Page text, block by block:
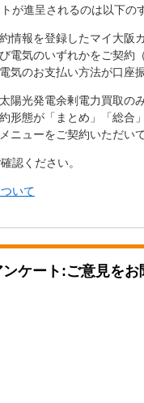
が進呈されるのは以下の
情報を登録したマイ大阪
電気のいずれかをご契
気のお支払い方法が口座
陽光発電余剰電力買取の
形態が「まとめ」「総合
ニューをご契約いただい
認ください。
いて
ンケート:ご意見を